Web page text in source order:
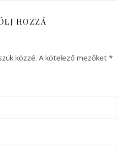
HOZZÁ
közzé. A kötelező mezőket *